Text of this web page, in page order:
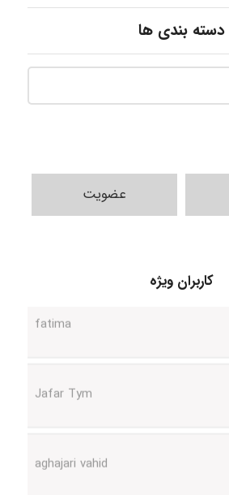
دسته بندی ها
عضویت
کاربران ویژه